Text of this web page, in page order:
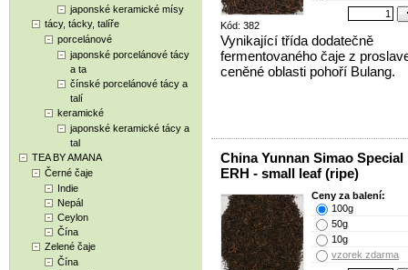
japonské keramické mísy
tácy, tácky, talíře
porcelánové
japonské porcelánové tácy
a ta
čínské porcelánové tácy a
talí
keramické
japonské keramické tácy a
tal
TEA BY AMANA
Černé čaje
Indie
Nepál
Ceylon
Čína
Zelené čaje
Čína
Kód: 382
Vynikající třída dodatečně
fermentovaného čaje z
ceněné oblasti pohoří Bulang.
China Yunnan Simao Special
ERH - small leaf (ripe)
Ceny za balení:
100g
50g
10g
vzorek zdarma